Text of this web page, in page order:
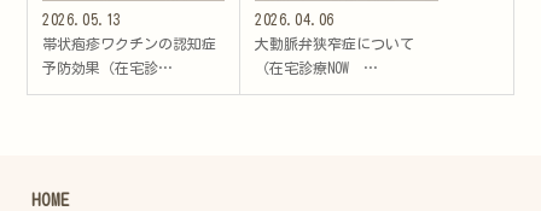
2026.05.13
帯状疱疹ワクチンの認知症
予防効果（在宅診…
2026.04.06
大動脈弁狭窄症について
（在宅診療NOW …
HOME